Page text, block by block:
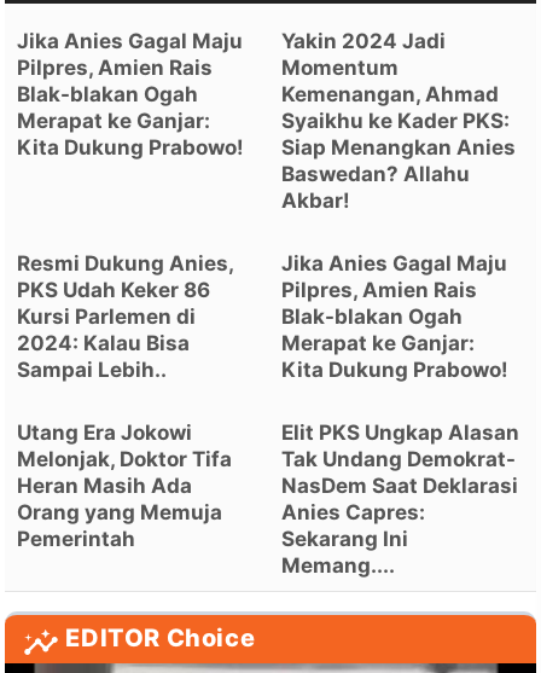
Jika Anies Gagal Maju
Pilpres, Amien Rais
Blak-blakan Ogah
Merapat ke Ganjar:
Kita Dukung Prabowo!
Yakin 2024 Jadi
Momentum
Kemenangan, Ahmad
Syaikhu ke Kader PKS:
Siap Menangkan Anies
Baswedan? Allahu
Akbar!
Resmi Dukung Anies,
PKS Udah Keker 86
Kursi Parlemen di
2024: Kalau Bisa
Sampai Lebih..
Jika Anies Gagal Maju
Pilpres, Amien Rais
Blak-blakan Ogah
Merapat ke Ganjar:
Kita Dukung Prabowo!
Utang Era Jokowi
Melonjak, Doktor Tifa
Heran Masih Ada
Orang yang Memuja
Pemerintah
Elit PKS Ungkap Alasan
Tak Undang Demokrat-
NasDem Saat Deklarasi
Anies Capres:
Sekarang Ini
Memang....
EDITOR Choice